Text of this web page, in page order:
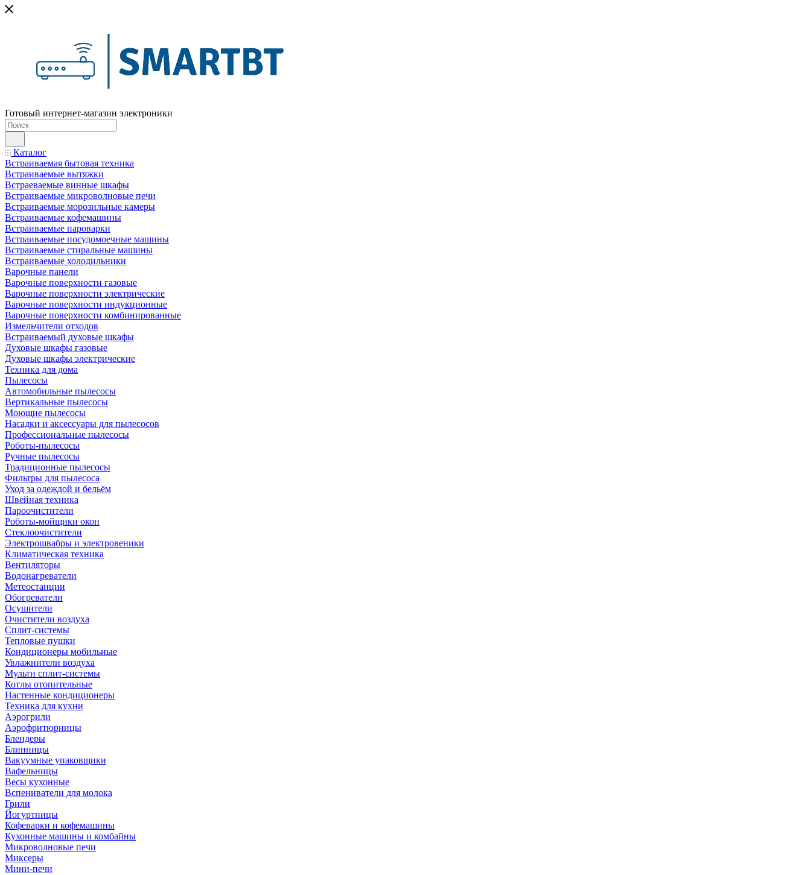
Готовый интернет-магазин электроники
Каталог
Встраиваемая бытовая техника
Встраиваемые вытяжки
Встраеваемые винные шкафы
Встраиваемые микроволновые печи
Встраиваемые морозильные камеры
Встраиваемые кофемашины
Встраиваемые пароварки
Встраиваемые посудомоечные машины
Встраиваемые стиральные машины
Встраиваемые холодильники
Варочные панели
Варочные поверхности газовые
Варочные поверхности электрические
Варочные поверхности индукционные
Варочные поверхности комбинированные
Измельчители отходов
Встраиваемый духовые шкафы
Духовые шкафы газовые
Духовые шкафы электрические
Техника для дома
Пылесосы
Автомобильные пылесосы
Вертикальные пылесосы
Моющие пылесосы
Насадки и аксессуары для пылесосов
Профессиональные пылесосы
Роботы-пылесосы
Ручные пылесосы
Традиционные пылесосы
Фильтры для пылесоса
Уход за одеждой и бельём
Швейная техника
Пароочистители
Роботы-мойщики окон
Стеклоочистители
Электрошвабры и электровеники
Климатическая техника
Вентиляторы
Водонагреватели
Метеостанции
Обогреватели
Осушители
Очистители воздуха
Сплит-системы
Тепловые пушки
Кондиционеры мобильные
Увлажнители воздуха
Мульти сплит-системы
Котлы отопительные
Настенные кондиционеры
Техника для кухни
Аэрогрили
Аэрофритюрницы
Блендеры
Блинницы
Вакуумные упаковщики
Вафельницы
Весы кухонные
Вспениватели для молока
Грили
Йогуртницы
Кофеварки и кофемашины
Кухонные машины и комбайны
Микроволновые печи
Миксеры
Мини-печи